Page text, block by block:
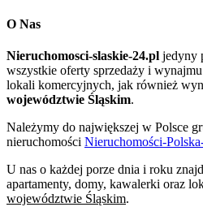
O Nas
Nieruchomosci-slaskie-24.pl jedyny
wszystkie oferty sprzedaży i
lokali komercyjnych, jak również
województwie Śląskim.
Należymy do największej w Polsce
nieruchomości Nieruchomości-
U nas o każdej porze dnia i roku
apartamenty, domy, kawalerki oraz
województwie Śląskim.